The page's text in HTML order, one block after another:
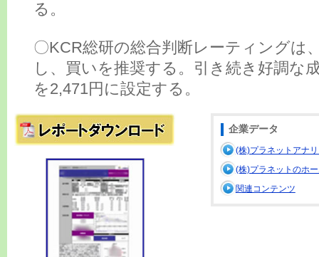
る。
〇KCR総研の総合判断レーティング
し、買いを推奨する。引き続き好調な
を2,471円に設定する。
企業データ
(株)プラネットアナ
(株)プラネットのホ
関連コンテンツ